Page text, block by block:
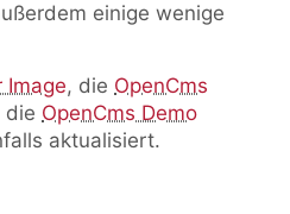
einige wenige
Image, die OpenCms
die OpenCms Demo
aktualisiert.